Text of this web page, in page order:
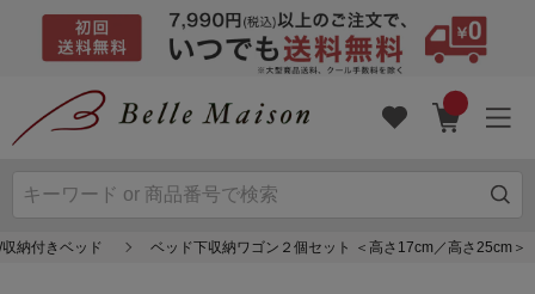
納付きベッド ベッド下収納ワゴン２個セット ＜高さ17cm／高さ25cm＞